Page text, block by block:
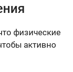
физические
активно